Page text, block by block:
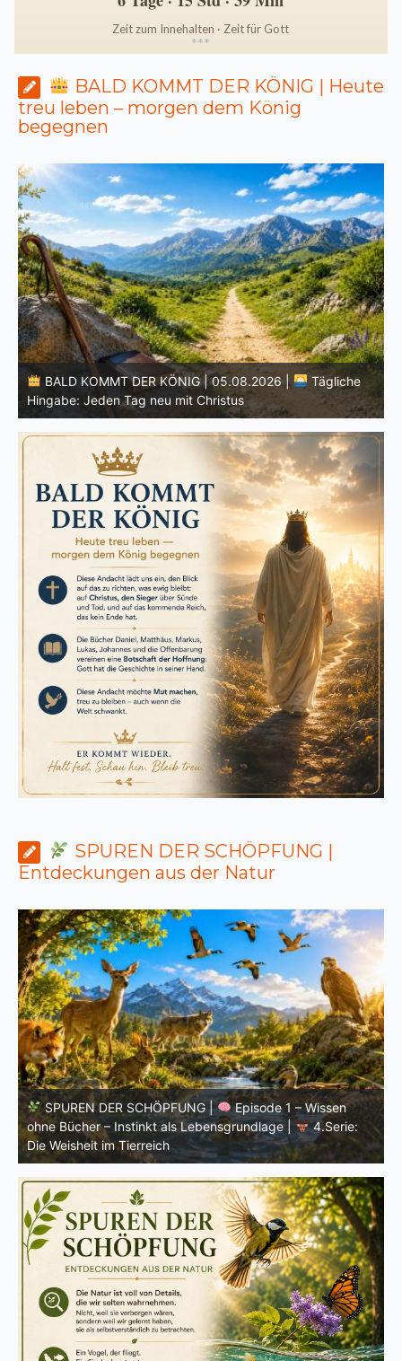
Zeit zum Innehalten · Zeit für Gott
***
BALD KOMMT DER KÖNIG | Heute
treu leben – morgen dem König
begegnen
BALD KOMMT DER KÖNIG | 04.08.2026 |
Lasst eure
Lichter brennen: Wachsamkeit im Alltag
SPUREN DER SCHÖPFUNG |
Entdeckungen aus der Natur
SPUREN DER SCHÖPFUNG |
Einleitung zur vierten
Serie |
Die Weisheit im Tierreich